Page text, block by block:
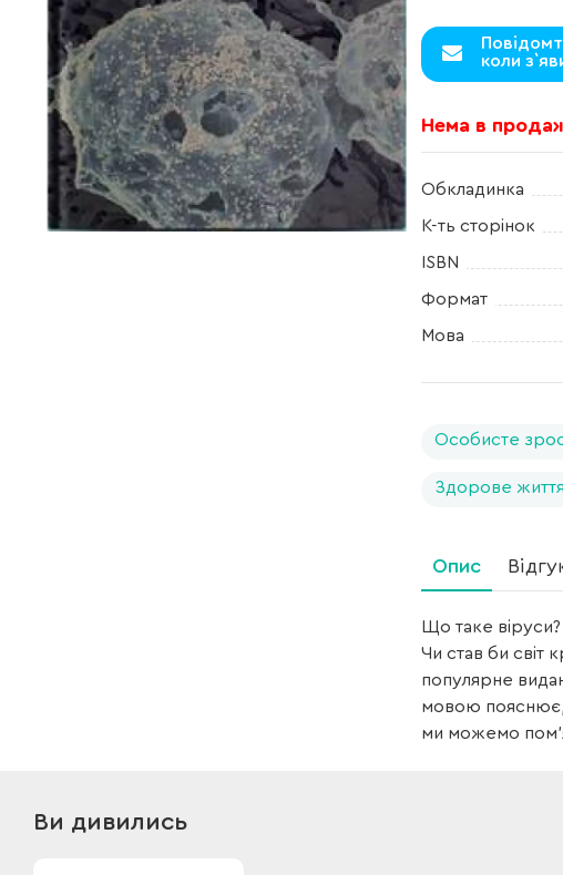
коли
Нема в
Обкладинка
К-ть сторінок
ISBN
Формат
Мова
Особисте
Здорове
Опис
Що таке віруси?
Чи став би світ
популярне
мовою пояснює,
ми можемо
Ви дивились